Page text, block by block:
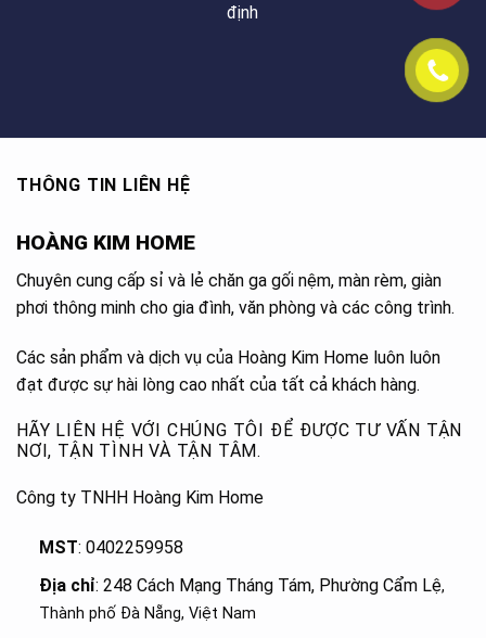
định
THÔNG TIN LIÊN HỆ
HOÀNG KIM HOME
Chuyên cung cấp sỉ và lẻ chăn ga gối nệm, màn rèm, giàn
phơi thông minh cho gia đình, văn phòng và các công trình.
Các sản phẩm và dịch vụ của Hoàng Kim Home luôn luôn
đạt được sự hài lòng cao nhất của tất cả khách hàng.
HÃY LIÊN HỆ VỚI CHÚNG TÔI ĐỂ ĐƯỢC TƯ VẤN TẬN
NƠI, TẬN TÌNH VÀ TẬN TÂM.
Công ty TNHH Hoàng Kim Home
MST: 0402259958
Địa chỉ: 248 Cách Mạng Tháng Tám, Phường Cẩm Lệ,
Thành phố Đà Nẵng, Việt Nam